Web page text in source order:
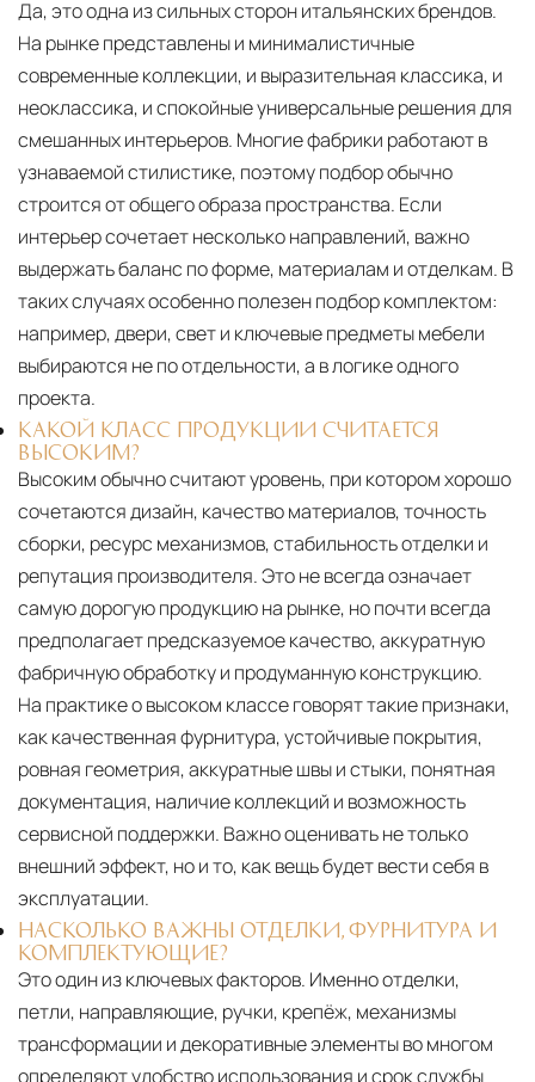
Да, это одна из сильных сторон итальянских брендов.
На рынке представлены и минималистичные
современные коллекции, и выразительная классика, и
неоклассика, и спокойные универсальные решения для
смешанных интерьеров. Многие фабрики работают в
узнаваемой стилистике, поэтому подбор обычно
строится от общего образа пространства. Если
интерьер сочетает несколько направлений, важно
выдержать баланс по форме, материалам и отделкам. В
таких случаях особенно полезен подбор комплектом:
например, двери, свет и ключевые предметы мебели
выбираются не по отдельности, а в логике одного
проекта.
КАКОЙ КЛАСС ПРОДУКЦИИ СЧИТАЕТСЯ
ВЫСОКИМ?
Высоким обычно считают уровень, при котором хорошо
сочетаются дизайн, качество материалов, точность
сборки, ресурс механизмов, стабильность отделки и
репутация производителя. Это не всегда означает
самую дорогую продукцию на рынке, но почти всегда
предполагает предсказуемое качество, аккуратную
фабричную обработку и продуманную конструкцию.
На практике о высоком классе говорят такие признаки,
как качественная фурнитура, устойчивые покрытия,
ровная геометрия, аккуратные швы и стыки, понятная
документация, наличие коллекций и возможность
сервисной поддержки. Важно оценивать не только
внешний эффект, но и то, как вещь будет вести себя в
эксплуатации.
НАСКОЛЬКО ВАЖНЫ ОТДЕЛКИ, ФУРНИТУРА И
КОМПЛЕКТУЮЩИЕ?
Это один из ключевых факторов. Именно отделки,
петли, направляющие, ручки, крепёж, механизмы
трансформации и декоративные элементы во многом
определяют удобство использования и срок службы